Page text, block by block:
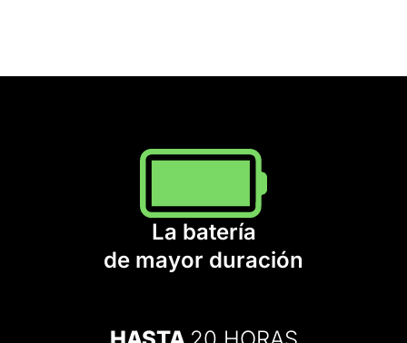
La batería
de mayor duración